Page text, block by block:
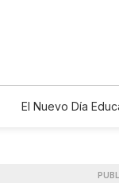
El Nuevo Día